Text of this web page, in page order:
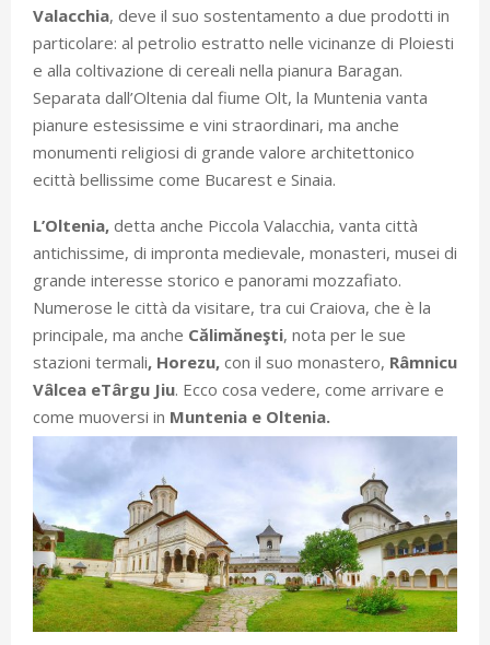
Valacchia, deve il suo sostentamento a due prodotti in
particolare: al petrolio estratto nelle vicinanze di Ploiesti
e alla coltivazione di cereali nella pianura Baragan.
Separata dall’Oltenia dal fiume Olt, la Muntenia vanta
pianure estesissime e vini straordinari, ma anche
monumenti religiosi di grande valore architettonico
ecittà bellissime come Bucarest e Sinaia.
L’Oltenia, detta anche Piccola Valacchia, vanta città
antichissime, di impronta medievale, monasteri, musei di
grande interesse storico e panorami mozzafiato.
Numerose le città da visitare, tra cui Craiova, che è la
principale, ma anche Călimăneşti, nota per le sue
stazioni termali, Horezu, con il suo monastero, Râmnicu
Vâlcea eTârgu Jiu. Ecco cosa vedere, come arrivare e
come muoversi in Muntenia e Oltenia.